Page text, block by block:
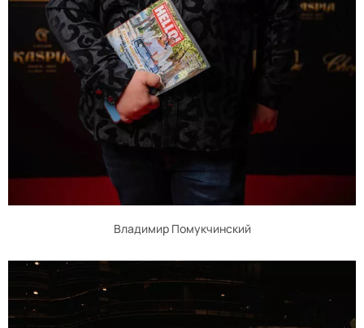
Владимир Помукчинский